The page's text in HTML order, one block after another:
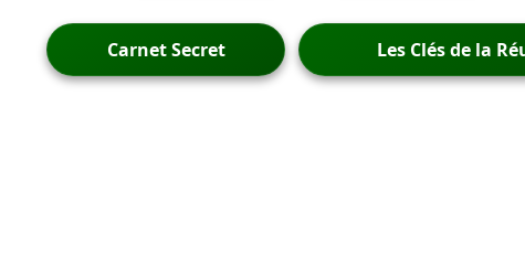
Carnet Secret Les Clés de la